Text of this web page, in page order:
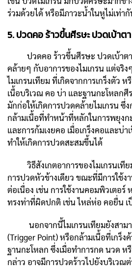
ร่วมด้วยได้ หรือมีภาวะน้ำในหูไม่เท่า
5. ปวดคอ ร้าวขึ้นศีรษะ ปวดเบ้าตา
ปวดคอ ร้าวขึ้นศีรษะ ปวดเบ้าตา
คล้ายๆ กับอาการของไมเกรน แต่จริง
ไมเกรนเทียม ที่เกิดจากการเกร็งตัว
เนื้อบริเวณ คอ บ่า และฐานกะโหลก
มักก่อให้เกิดการปวดคล้ายไมเกรน ซึ่
กล้ามเนื้อที่ทำหน้าที่หลักในการพยุง
และการก้มเงยคอ เมื่อเกร็งคอและบ่า
ทำให้เกิดการปวดสะสมขึ้นได้
วิธีสังเกตอาการของไมเกรนเทียม
การปวดหัวข้างเดียว ขณะที่มีการใช้ง
ต่อเนื่อง เช่น การใช้งานคอมพิวเตอร์
ทรงท่าที่ผิดปกติ เช่น ไหล่ห่อ คอยื่น เ
นอกจากนี้ไมเกรนเทียมยังสามา
(Trigger Point) หรือกล้ามเนื้อที่เกร็ง
ฐานกะโหลก ซึ่งเมื่อทำการกด นวด ห
กล่าว อาจมีการปวดร้าวไปยังบริเวณต่